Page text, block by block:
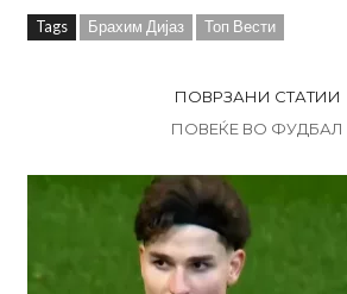
Tags Брахим Дијаз Топ Вести
ПОВРЗАНИ СТАТИИ
ПОВЕЌЕ ВО ФУДБАЛ